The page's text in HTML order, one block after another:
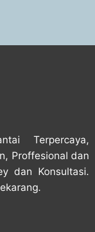
Terpercaya,
Proffesional dan
dan Konsultasi.